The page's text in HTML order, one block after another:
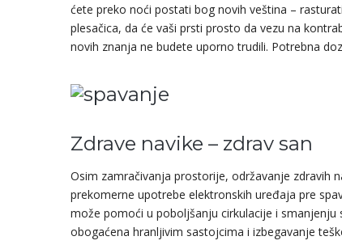
ćete preko noći postati bog novih veština –
plesačica, da će vaši prsti prosto da vezu na
novih znanja ne budete uporno trudili. Potrebna
Zdrave navike – zdrav san
Osim zamračivanja prostorije, održavanje zdravih
prekomerne upotrebe elektronskih uređaja pre
može pomoći u poboljšanju cirkulacije i
obogaćena hranljivim sastojcima i izbegavanje